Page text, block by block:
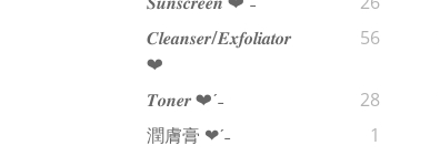
𝑪𝒍𝒆𝒂𝒏𝒔𝒆𝒓/𝑬𝒙𝒇𝒐𝒍𝒊𝒂𝒕𝒐𝒓
❤︎‬
56
𝑻𝒐𝒏𝒆𝒓 ❤︎‬ˊ‪‪˗
28
潤膚膏 ❤︎‬ˊ‪‪˗
1